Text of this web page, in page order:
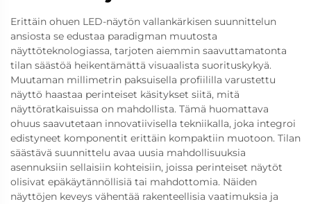
Erittäin ohuen LED-näytön vallankärkisen suunnittelun
ansiosta se edustaa paradigman muutosta
näyttöteknologiassa, tarjoten aiemmin saavuttamatonta
tilan säästöä heikentämättä visuaalista suorituskykyä.
Muutaman millimetrin paksuisella profiililla varustettu
näyttö haastaa perinteiset käsitykset siitä, mitä
näyttöratkaisuissa on mahdollista. Tämä huomattava
ohuus saavutetaan innovatiivisella tekniikalla, joka integroi
edistyneet komponentit erittäin kompaktiin muotoon. Tilan
säästävä suunnittelu avaa uusia mahdollisuuksia
asennuksiin sellaisiin kohteisiin, joissa perinteiset näytöt
olisivat epäkäytännöllisiä tai mahdottomia. Näiden
näyttöjen keveys vähentää rakenteellisia vaatimuksia ja